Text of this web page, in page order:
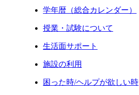
学年暦（総合カレンダー）
授業・試験について
生活面サポート
施設の利用
困った時/ヘルプが欲しい時